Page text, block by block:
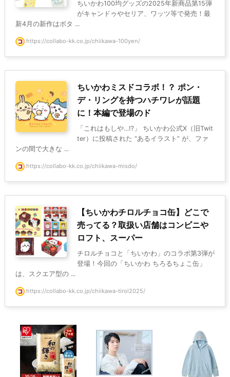
ちいかわ100均グッズの2025年新商品第15弾
がキャンドゥやセリア、ワッツ等で発売！最
新4月の新作はボタ ...
https://collabo-kk.co.jp/chiikawa-100yen/
ちいかわミスドコラボ！？ ポン・
デ・リングを持つハチワレが話題
に！本編で登場のド
「これはもしや…⁉」 ちいかわ公式X（旧Twit
ter）に投稿された “あるイラスト” が、ファ
ンの間で大きな ...
https://collabo-kk.co.jp/chiikawa-misdo/
【ちいかわチロルチョコ缶】どこで
売ってる？取扱い店舗はコンビニや
ロフト、スーパー
チロルチョコと「ちいかわ」のコラボ第3弾が
登場！今回の「ちいかわ ちろるちょこ缶」
は、スクエア型の ...
https://collabo-kk.co.jp/chiikawa-tirol2025/